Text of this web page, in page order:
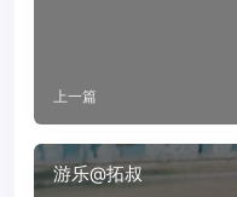
上一篇
游乐@拓叔